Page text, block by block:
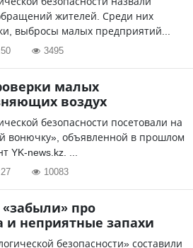
жителей. Среди них
выбросы малых предприятий...
3495
малых
воздух
безопасности посетовали на
вонючку», объявленной в прошлом
YK-news.kz. ...
10083
«забыли» про
и неприятные запахи
безопасности» составили